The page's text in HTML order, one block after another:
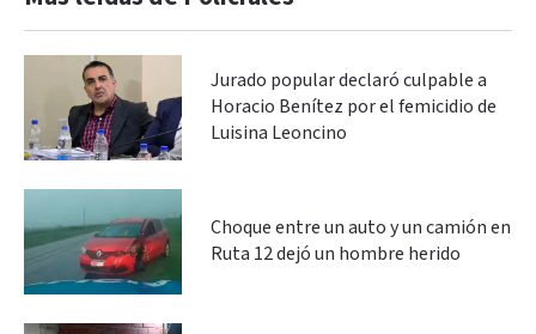
Jurado popular declaró culpable a
Horacio Benítez por el femicidio de
Luisina Leoncino
Choque entre un auto y un camión en
Ruta 12 dejó un hombre herido